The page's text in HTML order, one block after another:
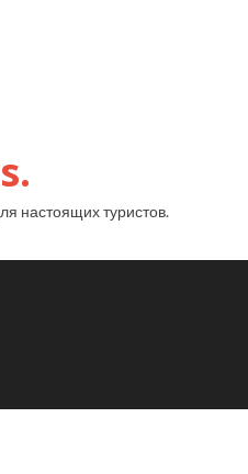
настоящих туристов.